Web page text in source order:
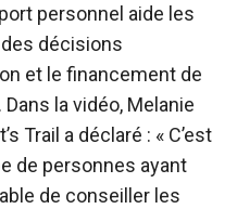
personnel aide les
décisions
et le financement de
la vidéo, Melanie
Trail a déclaré : « C’est
de personnes ayant
de conseiller les